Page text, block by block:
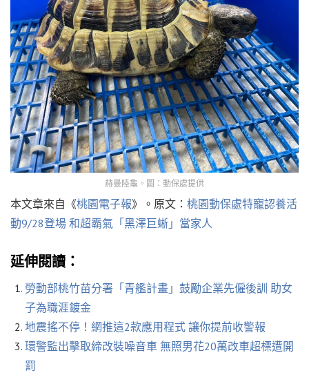
赫曼陸龜。圖：動保處提供
本文章來自《桃園電子報》。原文： 桃園動保處特寵認養活
動9/28登場 和超霸氣「黑澤巨蜥」當家人
延伸閱讀：
勞動部桃竹苗分署「青艦計畫」鼓勵企業先僱後訓 助女
子為職涯鍍金
地震搖不停！網推這2款應用程式 讓你提前收警報
環警監出擊取締改裝噪音車 無照男花20萬改車超標遭開
罰